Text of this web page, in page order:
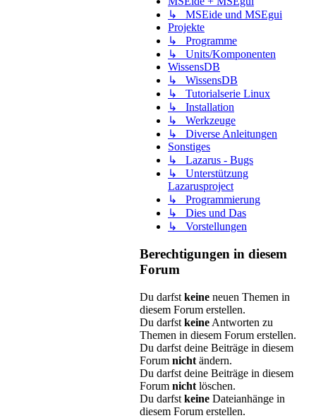
↳ MSEide und MSEgui
Projekte
↳ Programme
↳ Units/Komponenten
WissensDB
↳ WissensDB
↳ Tutorialserie Linux
↳ Installation
↳ Werkzeuge
↳ Diverse Anleitungen
Sonstiges
↳ Lazarus - Bugs
↳ Unterstützung
Lazarusproject
↳ Programmierung
↳ Dies und Das
↳ Vorstellungen
Berechtigungen in diesem
Forum
Du darfst keine neuen Themen in
diesem Forum erstellen.
Du darfst keine Antworten zu
Themen in diesem Forum erstellen.
Du darfst deine Beiträge in diesem
Forum nicht ändern.
Du darfst deine Beiträge in diesem
Forum nicht löschen.
Du darfst keine Dateianhänge in
diesem Forum erstellen.